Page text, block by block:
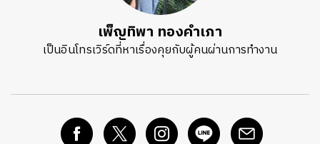
เพ็ญทิพา ทองคำเภา
เป็นอินโทรเวิร์ดที่หาเรื่องคุยกับผู้คนผ่านการทำงาน